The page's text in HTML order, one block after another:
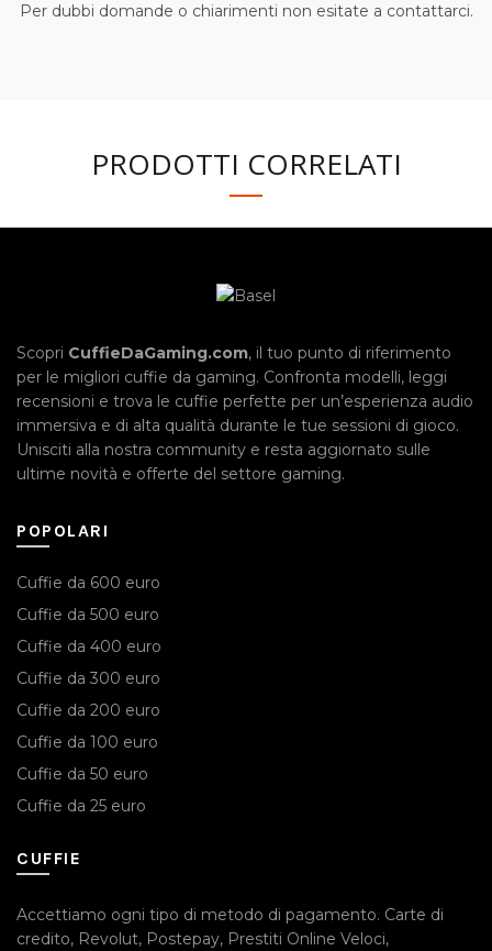
Per dubbi domande o chiarimenti non esitate a contattarci.
PRODOTTI CORRELATI
Scopri CuffieDaGaming.com, il tuo punto di riferimento
per le migliori cuffie da gaming. Confronta modelli, leggi
recensioni e trova le cuffie perfette per un’esperienza audio
immersiva e di alta qualità durante le tue sessioni di gioco.
Unisciti alla nostra community e resta aggiornato sulle
ultime novità e offerte del settore gaming.
POPOLARI
Cuffie da 600 euro
Cuffie da 500 euro
Cuffie da 400 euro
Cuffie da 300 euro
Cuffie da 200 euro
Cuffie da 100 euro
Cuffie da 50 euro
Cuffie da 25 euro
CUFFIE
Accettiamo ogni tipo di metodo di pagamento. Carte di
credito, Revolut, Postepay, Prestiti Online Veloci,